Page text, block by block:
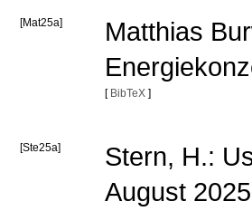
[Mat25a]
Matthias
[ BibTeX ]
[Ste25a]
Stern, H.:
August